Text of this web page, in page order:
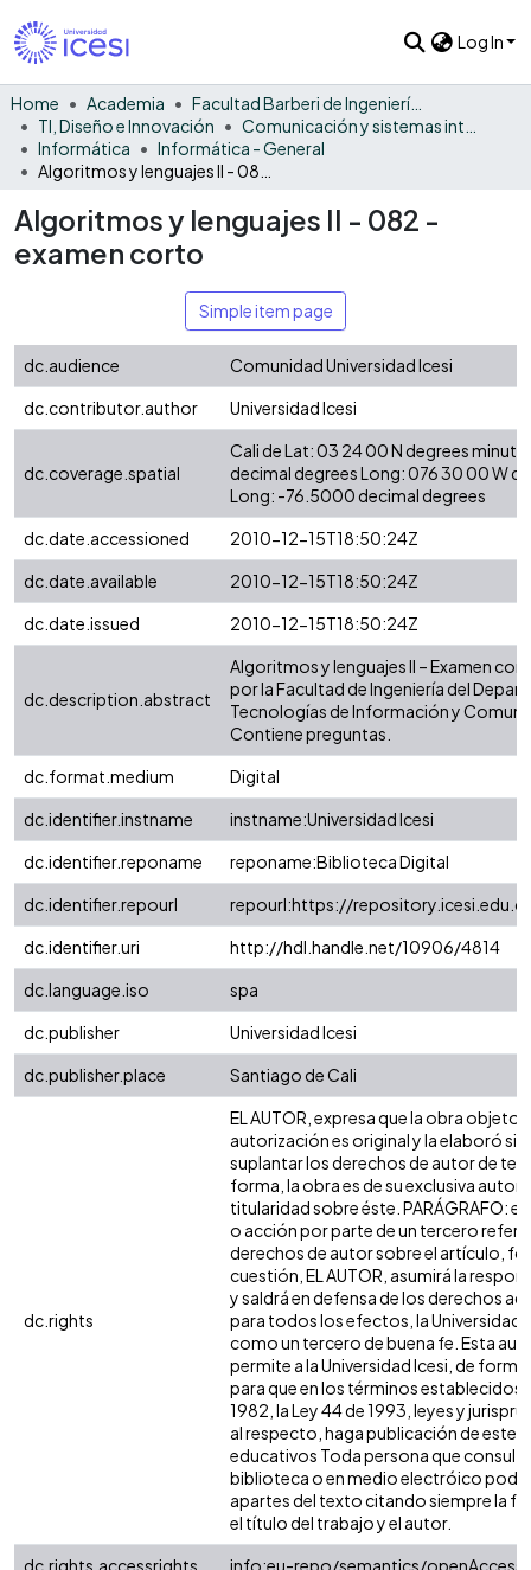
Log In
Home Academia
Facultad Barberi de Ingeniería, Diseño y Ciencias Aplicadas
TI, Diseño e Innovación
Informática
Informática - General
Algoritmos y lenguajes II - 082 -
examen corto
Simple item page
dc.audience
Comunidad Universidad Icesi
dc.contributor.author
Universidad Icesi
dc.coverage.spatial
Cali de Lat: 03 24 00 N degrees
decimal degrees Long: 076 30 00 W
Long: -76.5000 decimal degrees
dc.date.accessioned
2010-12-15T18:50:24Z
dc.date.available
2010-12-15T18:50:24Z
dc.date.issued
2010-12-15T18:50:24Z
dc.description.abstract
Algoritmos y lenguajes II – Examen
por la Facultad de Ingeniería del
Tecnologías de Información y
Contiene preguntas.
dc.format.medium
Digital
dc.identifier.instname
instname:Universidad Icesi
dc.identifier.reponame
reponame:Biblioteca Digital
dc.identifier.repourl
repourl:https://
dc.identifier.uri
http://hdl.handle.net/10906/4814
dc.language.iso
spa
dc.publisher
Universidad Icesi
dc.publisher.place
Santiago de Cali
dc.rights
EL AUTOR, expresa que la obra objeto
autorización es original y la elaboró
suplantar los derechos de autor de
forma, la obra es de su exclusiva
titularidad sobre éste. PARÁGRAFO:
o acción por parte de un tercero
derechos de autor sobre el artículo,
cuestión, EL AUTOR, asumirá la
y saldrá en defensa de los derechos
para todos los efectos, la Universidad
como un tercero de buena fe. Esta
permite a la Universidad Icesi, de
para que en los términos establecidos
1982, la Ley 44 de 1993, leyes y
al respecto, haga publicación de este
educativos Toda persona que consulte
biblioteca o en medio electróico
apartes del texto citando siempre la
el título del trabajo y el autor.
dc.rights.accessrights
info:eu-repo/semantics/openAccess